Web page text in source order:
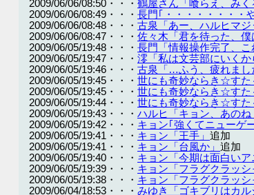
2009/06/06/08:50・・・ 鶴屋さん「喰らえ、みく
2009/06/06/08:49・・・ 長門｢・・・・・・・・
2009/06/06/08:48・・・ 古泉「あー、ハルヒマジ
2009/06/06/08:47・・・ 佐々木「君を待った、僕
2009/06/05/19:48・・・ 長門「情報操作完了、こ
2009/06/05/19:47・・・ 澪「私は文芸部にいくか
2009/06/05/19:46・・・ 古泉「…ふう、疲れまし
2009/06/05/19:45・・・ 世にも奇妙ならき☆すた
2009/06/05/19:45・・・ 世にも奇妙ならき☆すた
2009/06/05/19:44・・・ 世にも奇妙ならき☆すた
2009/06/05/19:43・・・ ハルヒ「キョン、あのね
2009/06/05/19:42・・・ キョン｢強くてニューゲ
2009/06/05/19:41・・・ キョン「王手」 追加
2009/06/05/19:41・・・ キョン「台風か」 追加
2009/06/05/19:40・・・ キョン「今期は面白い
2009/06/05/19:39・・・ キョン「フラグクラッシ
2009/06/05/19:38・・・ キョン「フラグクラッシ
2009/06/04/18:53・・・ みゆき「ゴキブリはカル